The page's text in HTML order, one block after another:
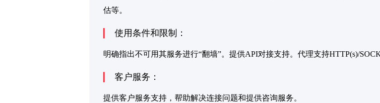
估等。
使用条件和限制：
明确指出不可用其服务进行“翻墙”。提供API对接支持。代理支持HTTP(s)/
客户服务：
提供客户服务支持，帮助解决连接问题和提供咨询服务。